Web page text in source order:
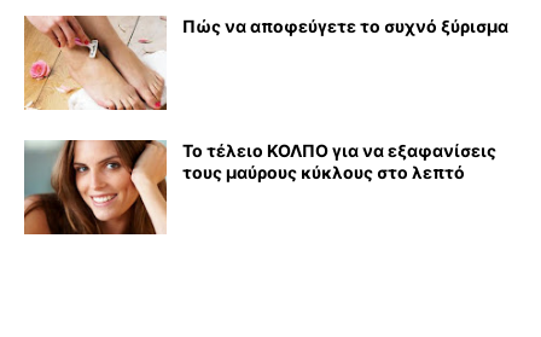
Πώς να αποφεύγετε το συχνό ξύρισμα
Το τέλειο ΚΟΛΠΟ για να εξαφανίσεις
τους μαύρους κύκλους στο λεπτό